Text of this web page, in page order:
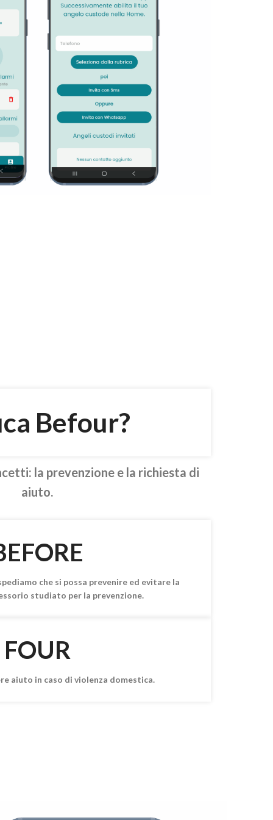
Befour?
la prevenzione e la richiesta di
aiuto.
che si possa prevenire ed evitare la
studiato per la prevenzione.
FOUR
aiuto in caso di violenza domestica.